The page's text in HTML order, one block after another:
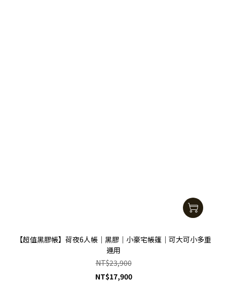
【超值黑膠帳】荷夜6人帳｜黑膠｜小豪宅帳篷｜可大可小多重
運用
NT$23,900
NT$17,900